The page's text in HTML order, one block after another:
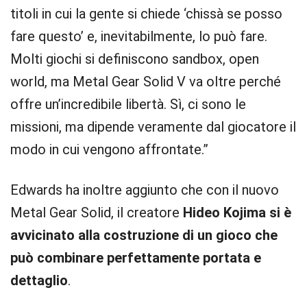
titoli in cui la gente si chiede ‘chissà se posso
fare questo’ e, inevitabilmente, lo può fare.
Molti giochi si definiscono sandbox, open
world, ma Metal Gear Solid V va oltre perché
offre un’incredibile libertà. Sì, ci sono le
missioni, ma dipende veramente dal giocatore il
modo in cui vengono affrontate.”
Edwards ha inoltre aggiunto che con il nuovo
Metal Gear Solid, il creatore Hideo Kojima si è
avvicinato alla costruzione di un gioco che
può combinare perfettamente portata e
dettaglio.